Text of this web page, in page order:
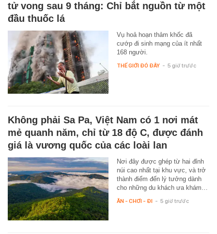
tử vong sau 9 tháng: Chỉ bắt nguồn từ một
đầu thuốc lá
Vụ hoả hoạn thảm khốc đã
cướp đi sinh mạng của ít nhất
168 người.
THẾ GIỚI ĐÓ ĐÂY - 5 giờ trước
Không phải Sa Pa, Việt Nam có 1 nơi mát
mẻ quanh năm, chỉ từ 18 độ C, được đánh
giá là vương quốc của các loài lan
Nơi đây được ghép từ hai đỉnh
núi cao nhất tại khu vực, và trở
thành điểm đến lý tưởng dành
cho những du khách ưa khám…
ĂN - CHƠI - ĐI - 5 giờ trước